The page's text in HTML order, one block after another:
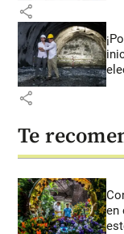
share
share
Te
en